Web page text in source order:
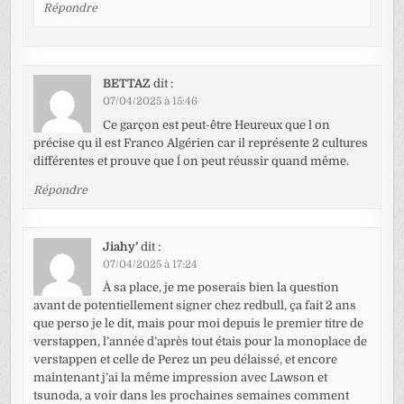
Répondre
BETTAZ dit :
07/04/2025 à 15:46
Ce garçon est peut-être Heureux que l on
précise qu il est Franco Algérien car il représente 2 cultures
différentes et prouve que ĺ on peut réussir quand même.
Répondre
Jiahy’ dit :
07/04/2025 à 17:24
À sa place, je me poserais bien la question
avant de potentiellement signer chez redbull, ça fait 2 ans
que perso je le dit, mais pour moi depuis le premier titre de
verstappen, l’année d’après tout étais pour la monoplace de
verstappen et celle de Perez un peu délaissé, et encore
maintenant j’ai la même impression avec Lawson et
tsunoda, a voir dans les prochaines semaines comment